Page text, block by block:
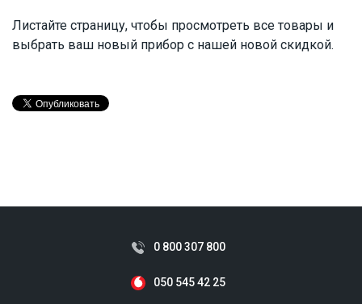
Листайте страницу, чтобы просмотреть все товары и
выбрать ваш новый прибор с нашей новой скидкой.
0 800 307 800
050 545 42 25